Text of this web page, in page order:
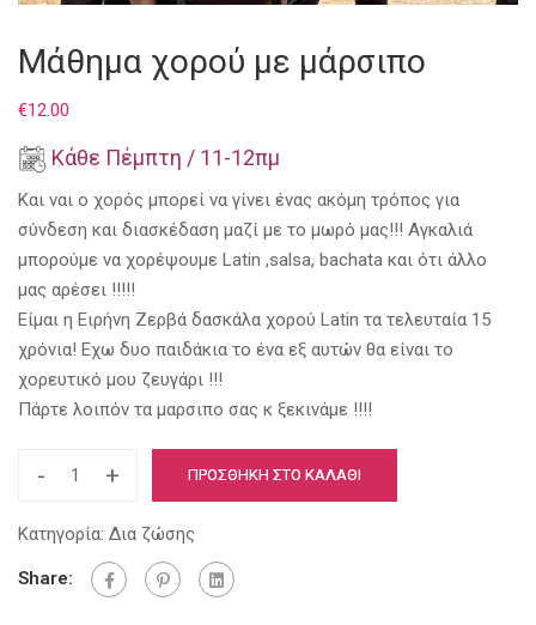
Mάθημα χορού με μάρσιπο
€12.00
Κάθε Πέμπτη / 11-12πμ
Και ναι ο χορός μπορεί να γίνει ένας ακόμη τρόπος για
σύνδεση και διασκέδαση μαζί με το μωρό μας!!! Αγκαλιά
μπορούμε να χορέψουμε Latin ,salsa, bachata και ότι άλλο
μας αρέσει !!!!!
Είμαι η Ειρήνη Ζερβά δασκάλα χορού Latin τα τελευταία 15
χρόνια! Εχω δυο παιδάκια το ένα εξ αυτών θα είναι το
χορευτικό μου ζευγάρι !!!
Πάρτε λοιπόν τα μαρσιπο σας κ ξεκινάμε !!!!
- + ΠΡΟΣΘΉΚΗ ΣΤΟ ΚΑΛΆΘΙ
Κατηγορία: Δια ζώσης
Share: